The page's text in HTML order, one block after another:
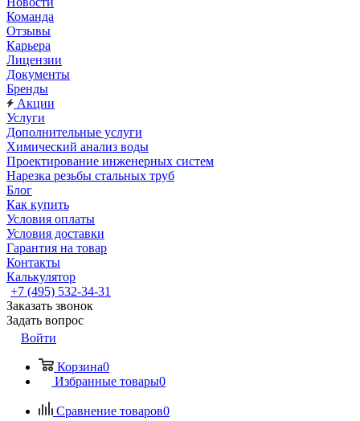
Команда
Отзывы
Карьера
Лицензии
Документы
Бренды
Акции
Услуги
Дополнительные услуги
Химический анализ воды
Проектирование инженерных систем
Нарезка резьбы стальных труб
Блог
Как купить
Условия оплаты
Условия доставки
Гарантия на товар
Контакты
Калькулятор
+7 (495) 532‑34‑31
Заказать звонок
Задать вопрос
Войти
Корзина0
Избранные товары0
Сравнение товаров0